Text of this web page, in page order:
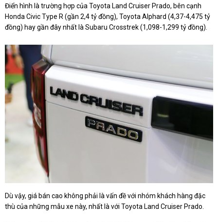
Điển hình là trường hợp của Toyota Land Cruiser Prado, bên cạnh
Honda Civic Type R (gần 2,4 tỷ đồng), Toyota Alphard (4,37-4,475 tỷ
đồng) hay gần đây nhất là Subaru Crosstrek (1,098-1,299 tỷ đồng).
Dù vậy, giá bán cao không phải là vấn đề với nhóm khách hàng đặc
thù của những mẫu xe này, nhất là với Toyota Land Cruiser Prado.